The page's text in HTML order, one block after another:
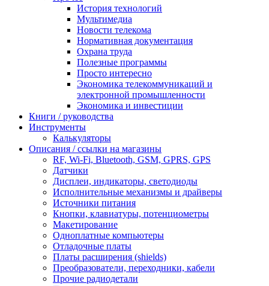
История технологий
Мультимедиа
Новости телекома
Нормативная документация
Охрана труда
Полезные программы
Просто интересно
Экономика телекоммуникаций и
электронной промышленности
Экономика и инвестиции
Книги / руководства
Инструменты
Калькуляторы
Описания / ссылки на магазины
RF, Wi-Fi, Bluetooth, GSM, GPRS, GPS
Датчики
Дисплеи, индикаторы, светодиоды
Исполнительные механизмы и драйверы
Источники питания
Кнопки, клавиатуры, потенциометры
Макетирование
Одноплатные компьютеры
Отладочные платы
Платы расширения (shields)
Преобразователи, переходники, кабели
Прочие радиодетали